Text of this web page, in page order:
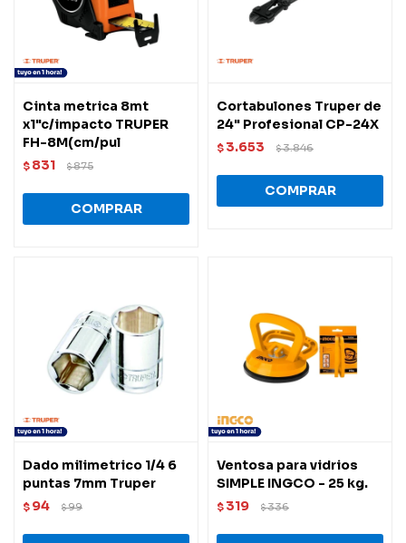
Cinta metrica 8mt
x1"c/impacto TRUPER
FH-8M(cm/pul
$ 831 $875
Cortabulones Truper de
24" Profesional CP-24X
$ 3.653 $3.846
Dado milimetrico 1/4 6
puntas 7mm Truper
$ 94 $99
Ventosa para vidrios
SIMPLE INGCO - 25 kg.
$ 319 $336